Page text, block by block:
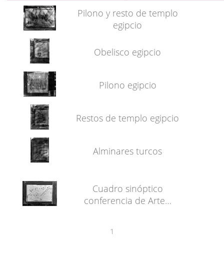
Pilono y resto de templo
egipcio
Obelisco egipcio
Pilono egipcio
Restos de templo egipcio
Alminares turcos
Cuadro sinóptico
conferencia de Arte…
1